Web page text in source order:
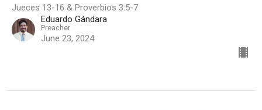
Jueces 13-16 & Proverbios 3:5-7
Eduardo Gándara
Preacher
June 23, 2024